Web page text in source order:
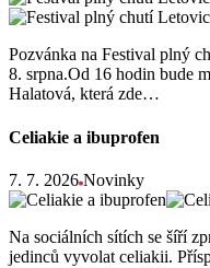
Pozvánka na Festival plný
8. srpna.Od 16 hodin bude
Halatová, která zde…
Celiakie a ibuprofen
7. 7. 2026 Novinky
Na sociálních sítích se šíří
jedinců vyvolat celiakii.